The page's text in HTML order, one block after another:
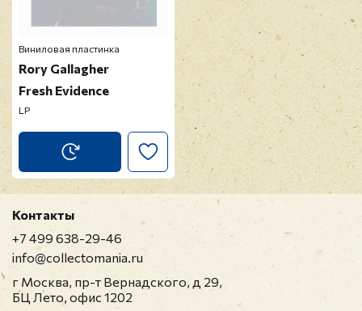
Виниловая пластинка
Rory Gallagher
Fresh Evidence
LP
Контакты
+7 499 638-29-46
info@collectomania.ru
г Москва, пр-т Вернадского, д 29,
БЦ Лето, офис 1202